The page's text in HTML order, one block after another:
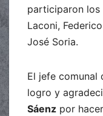
participaron los
Laconi,
José Soria.
El jefe comunal
logro y
Sáenz por